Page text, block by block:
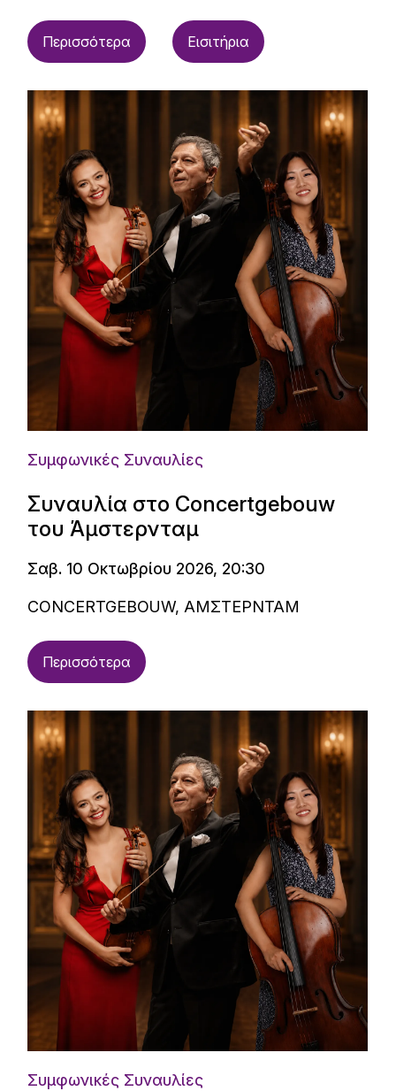
Περισσότερα Εισιτήρια
Συμφωνικές Συναυλίες
Συναυλία στο Concertgebouw
του Άμστερνταμ
Σαβ. 10 Οκτωβρίου 2026, 20:30
CONCERTGEBOUW, ΑΜΣΤΕΡΝΤΑΜ
Περισσότερα
Συμφωνικές Συναυλίες